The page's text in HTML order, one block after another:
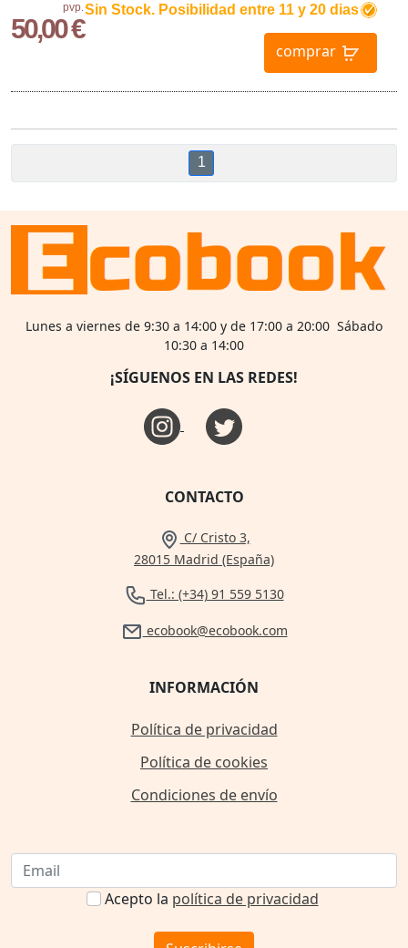
pvp.
50,00 €
Sin Stock. Posibilidad entre 11 y 20 dias
comprar
1
Lunes a viernes de 9:30 a 14:00 y de 17:00 a 20:00 Sábado
10:30 a 14:00
¡SÍGUENOS EN LAS REDES!
CONTACTO
C/ Cristo 3,
28015 Madrid (España)
Tel.: (+34) 91 559 5130
ecobook@ecobook.com
INFORMACIÓN
Política de privacidad
Política de cookies
Condiciones de envío
Acepto la política de privacidad